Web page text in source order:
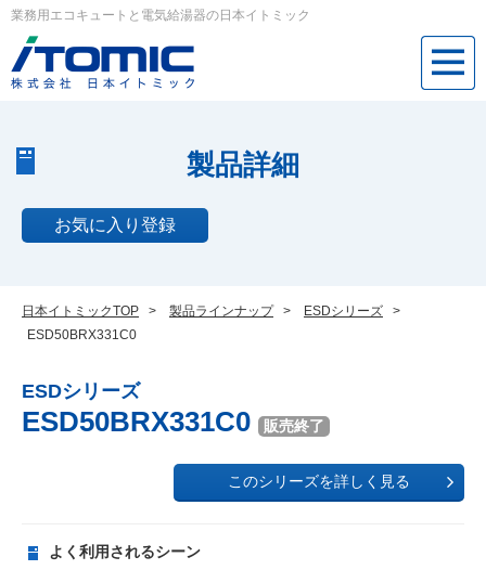
業務用エコキュートと電気給湯器の日本イトミック
製品詳細
お気に入り登録
日本イトミックTOP > 製品ラインナップ > ESDシリーズ
>
ESD50BRX331C0
ESDシリーズ
ESD50BRX331C0 販売終了
このシリーズを詳しく見る
よく利用されるシーン